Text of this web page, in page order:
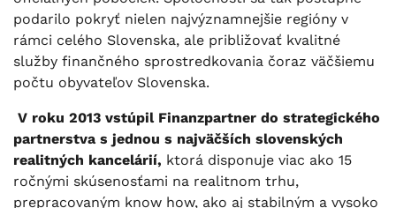
podarilo pokryť nielen najvýznamnejšie regióny v
rámci celého Slovenska, ale približovať kvalitné
služby finančného sprostredkovania čoraz väčšiemu
počtu obyvateľov Slovenska.
V roku 2013 vstúpil Finanzpartner do strategického
partnerstva s jednou s najväčších slovenských
realitných kancelárií, ktorá disponuje viac ako 15
ročnými skúsenosťami na realitnom trhu,
prepracovaným know how, ako aj stabilným a vysoko